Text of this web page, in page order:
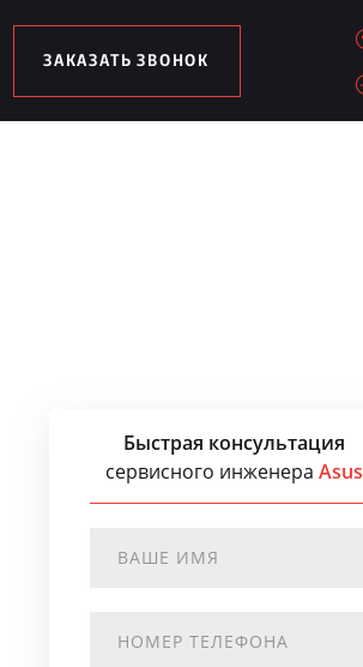
ЗАКАЗАТЬ ЗВОНОК
Быстрая консультация
сервисного инженера Asus